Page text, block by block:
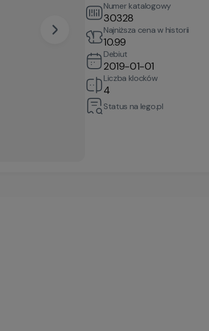
Numer katalogowy
30328
Najniższa cena w historii
10.99
Debiut
2019-01-01
Liczba klocków
4
Status na lego.pl